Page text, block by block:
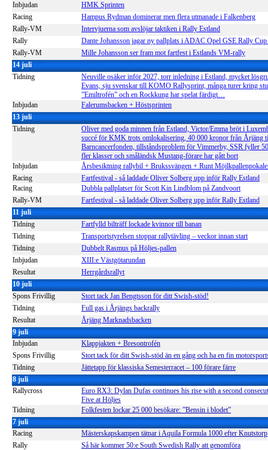
Inbjudan
HMK Sprinten
Racing
Hampus Rydman dominerar men flera utmanade i Falkenberg
Rally-VM
Intervjuerna som avslöjar taktiken i Rally Estland
Rally
Dante Johansson jagar ny pallplats i ADAC Opel GSE Rally
Rally-VM
Mille Johansson ser fram mot fartfest i Estlands VM-rally
14 juli
Tidning
Neuville osäker inför 2027, torr inledning i Estland, mycket
Evans, sju svenskar till KOMO Rallysprint, många turer kring
”Emiltrofén” och en Rockkung har spelat färdigt…
Inbjudan
Falerumsbacken + Höstsprinten
13 juli
Tidning
Oliver med goda minnen från Estland, Victor/Emma bröt i
succé för KMK trots omlokalisering, 40 000 kronor från Årjäng
Barncancerfonden, tillståndsproblem för Vimmerby, SSR fyller
fler klasser och småländsk Mustang-förare har gått bort
Inbjudan
Årsbesiktning rallybil + Brukssvängen + Runt
Racing
Fartfestival - så laddade Oliver Solberg upp inför Rally Estland
Racing
Dubbla pallplatser för Scott Kin Lindblom på Zandvoort
Rally-VM
Fartfestival - så laddade Oliver Solberg upp inför Rally Estland
11 juli
Tidning
Fartfylld bilträff lockade kvinnor till banan
Tidning
Transportstyrelsen stoppar rallytävling – veckor innan start
Tidning
Dubbelt Rasmus på Höljes-pallen
Inbjudan
XIII:e Västgötarundan
Resultat
Herrgårdsrallyt
10 juli
Spons Frivillig
Stort tack Jan Bengtsson för ditt Swish-stöd!
Tidning
Full gas i Årjängs backrally
Resultat
Årjäng Marknadsbacken
9 juli
Inbjudan
Klappjakten + Bresontrofén
Spons Frivillig
Stort tack för ditt Swish-stöd än en gång och ha en fin
Tidning
Jättetapp för klassiska Semesterracet – 100 förare färre
8 juli
Rallycross
Euro RX3: Dylan Dufas continues his rise with a second
Five at Höljes
Tidning
Folkfesten lockar 25 000 besökare: ”Bensin i blodet”
7 juli
Racing
Mästerskapskampen tätnar i Aquila Formula 1000 efter Knutstorp
Rally
Så här kommer 50:e South Swedish Rally att genomföra